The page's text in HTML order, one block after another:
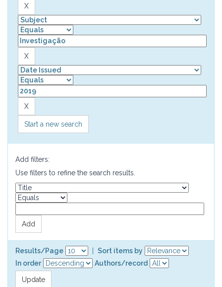
Start a new search
Add filters:
Use filters to refine the search results.
Results/Page
Sort items by
In order
Authors/record